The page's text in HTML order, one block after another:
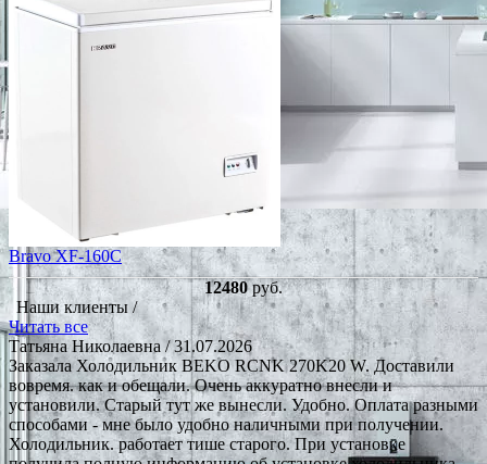
Bravo XF-160C
12480руб.
Наши клиенты /
Читать все
Татьяна Николаевна/ 31.07.2026
Заказала Холодильник BEKO RCNK 270K20 W. Доставили
вовремя. как и обещали. Очень аккуратно внесли и
установили. Старый тут же вынесли. Удобно. Оплата разными
способами - мне было удобно наличными при получении.
Холодильник. работает тише старого. При установке